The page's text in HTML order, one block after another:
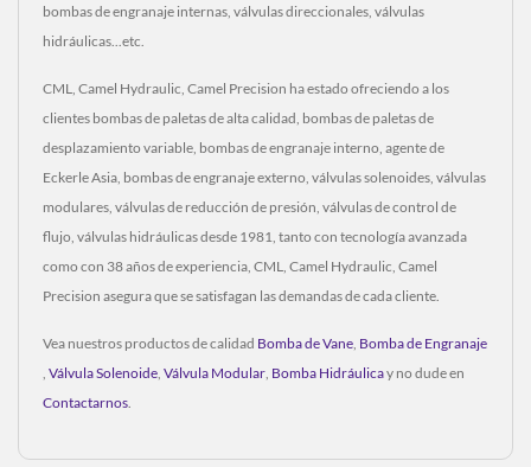
bombas de engranaje internas, válvulas direccionales, válvulas
hidráulicas...etc.
CML, Camel Hydraulic, Camel Precision ha estado ofreciendo a los
clientes bombas de paletas de alta calidad, bombas de paletas de
desplazamiento variable, bombas de engranaje interno, agente de
Eckerle Asia, bombas de engranaje externo, válvulas solenoides, válvulas
modulares, válvulas de reducción de presión, válvulas de control de
flujo, válvulas hidráulicas desde 1981, tanto con tecnología avanzada
como con 38 años de experiencia, CML, Camel Hydraulic, Camel
Precision asegura que se satisfagan las demandas de cada cliente.
Vea nuestros productos de calidad Bomba de Vane Bomba de Engranaje
Válvula Solenoide Válvula Modular Bomba Hidráulicay no dude en
Contactarnos